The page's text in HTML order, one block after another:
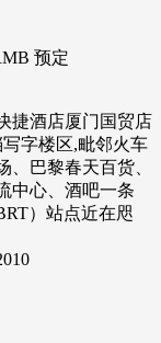
预定
捷酒店厦门国贸店
字楼区,毗邻火车
巴黎春天百货、
中心、酒吧一条
）站点近在咫